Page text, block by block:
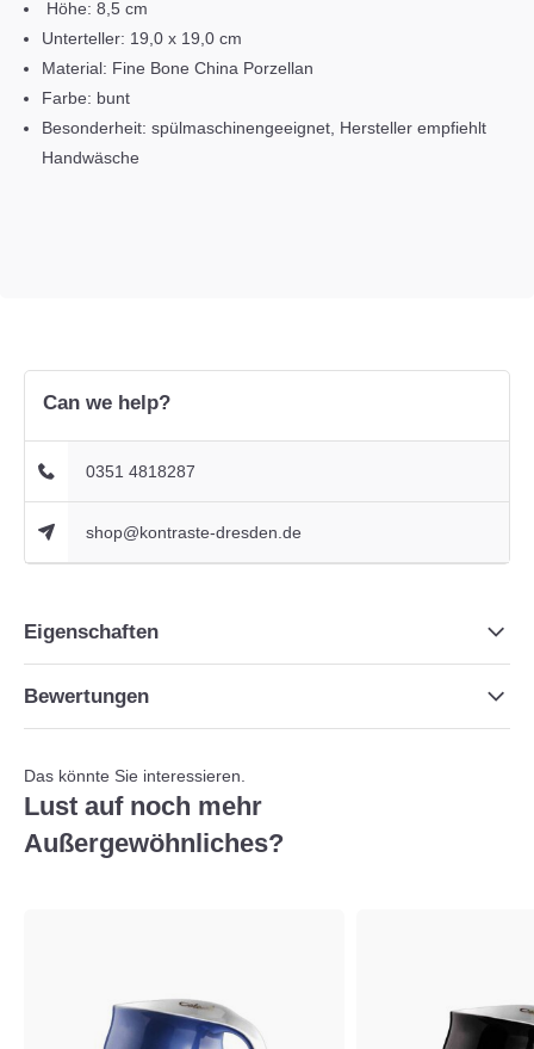
Höhe: 8,5 cm
Unterteller: 19,0 x 19,0 cm
Material: Fine Bone China Porzellan
Farbe: bunt
Besonderheit: spülmaschinengeeignet, Hersteller empfiehlt
Handwäsche
Can we help?
0351 4818287
shop@kontraste-dresden.de
Eigenschaften
Bewertungen
Das könnte Sie interessieren.
Lust auf noch mehr
Außergewöhnliches?